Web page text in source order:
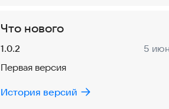
Что нового
Версия:
1.0.2 Дата:
5
Первая версия
История версий